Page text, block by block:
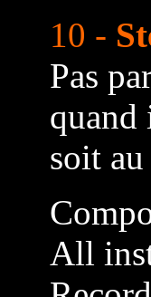
10 -
Pas
quand
soit
All